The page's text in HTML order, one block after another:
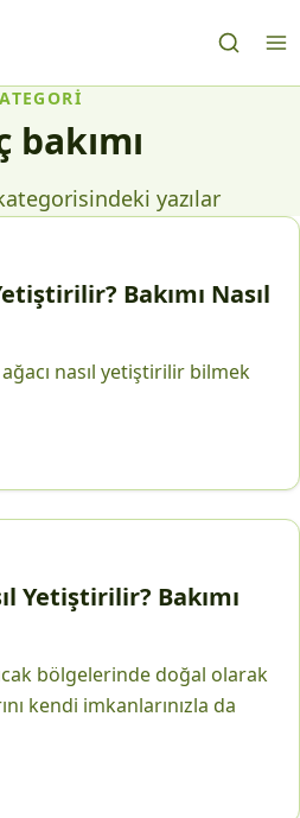
bakımı
yazılar
Bakımı Nasıl
nasıl yetiştirilir bilmek
Yetiştirilir? Bakımı
bölgelerinde doğal olarak
kendi imkanlarınızla da